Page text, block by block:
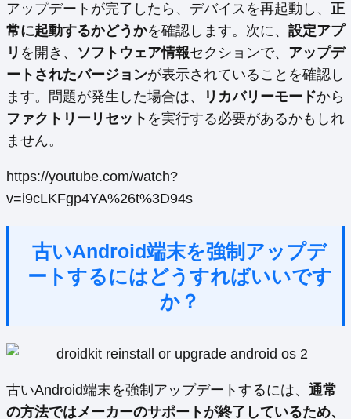
アップデートが完了したら、デバイスを再起動し、 正
常に起動するかどうかを確認します。次に、 設定アプ
リ を開き、 ソフトウェア情報セクションで、 アップデ
ートされたバージョンが表示されていることを確認し
ます。問題が発生した場合は、
リカバリーモードから
ファクトリーリセット を実行する必要があるかもしれ
ません。
https://youtube.com/watch?
v=i9cLKFgp4YA%26t%3D94s
古いAndroid端末を強制アップデ
ートするにはどうすればいいです
か？
古いAndroid端末を強制アップデートするには、 通常
の方法ではメーカーのサポートが終了しているため、